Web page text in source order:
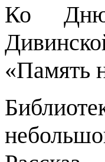
Ко Дню
«Память